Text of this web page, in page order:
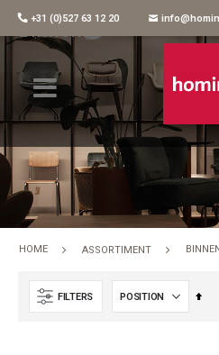
+31 (0)527 63 12 20
Binnen
HOME ASSORTIMENT
FILTERS
Set